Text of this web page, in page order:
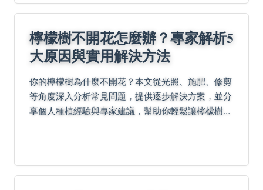
檸檬樹不開花怎麼辦？專家解析5
大原因與實用解決方法
你的檸檬樹為什麼不開花？本文從光照、施肥、修剪
等角度深入分析常見問題，提供逐步解決方案，並分
享個人種植經驗與專家建議，幫助你輕鬆讓檸檬樹花